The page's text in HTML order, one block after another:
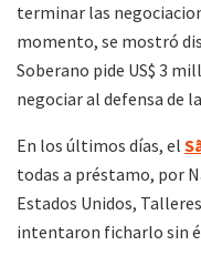
terminar las
momento, se mostró
Soberano pide US$ 3
negociar al defensa de
En los últimos días, el
todas a préstamo, por
Estados Unidos,
intentaron ficharlo sin